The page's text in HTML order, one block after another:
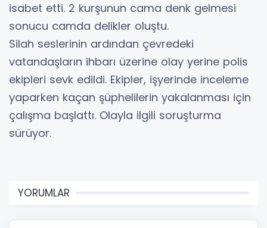
isabet etti. 2 kurşunun cama denk gelmesi
sonucu camda delikler oluştu.
Silah seslerinin ardından çevredeki
vatandaşların ihbarı üzerine olay yerine polis
ekipleri sevk edildi. Ekipler, işyerinde inceleme
yaparken kaçan şüphelilerin yakalanması için
çalışma başlattı. Olayla ilgili soruşturma
sürüyor.
YORUMLAR